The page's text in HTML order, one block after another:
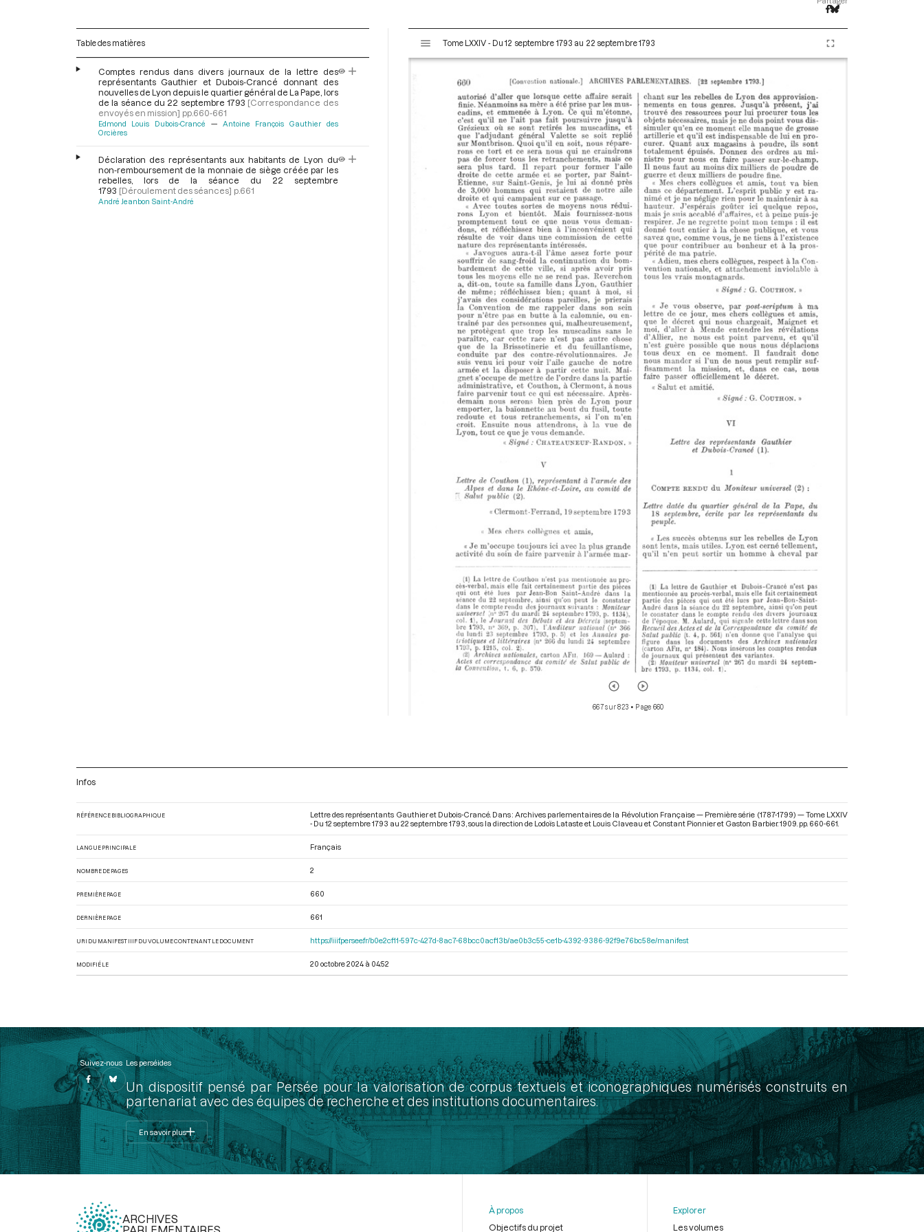
Table des matières
Comptes rendus dans divers journaux de la lettre des
représentants Gauthier et Dubois-Crancé donnant des
nouvelles de Lyon depuis le quartier général de La Pape, lors
de la séance du 22 septembre 1793 [Correspondance des
envoyés en mission] pp.660-661
Edmond Louis Dubois-Crancé
Antoine François Gauthier des
Orcières
Déclaration des représentants aux habitants de Lyon du
non-remboursement de la monnaie de siège créée par les
rebelles, lors de la séance du 22 septembre
1793 [Déroulement des séances] p.661
André Jeanbon Saint-André
s
Tome LXXIV - Du 12 septembre 1793 au 22 septembre 1793
667 sur 823 • Page 660
Infos
RÉFÉRENCE BIBLIOGRAPHIQUE
Lettre des représentants Gauthier et Dubois-Crancé. Dans : Archives parlementaires de la Révolution Française — Première série (1787-1799) — Tome LXXIV
- Du 12 septembre 1793 au 22 septembre 1793 , sous la direction de Lodoïs Lataste et Louis Claveau et Constant Pionnier et Gaston Barbier. 1909. pp. 660-661.
LANGUE PRINCIPALE Français
NOMBRE DE PAGES 2
PREMIÈRE PAGE 660
DERNIÈRE PAGE 661
URI DU MANIFEST IIIF DU VOLUME CONTENANT LE DOCUMENT https://iiif.persee.fr/b0e2cf11-597c-427d-8ac7-68bcc0acf13b/ae0b3c55-ce1b-4392-9386-92f9e76bc58e/manifest
MODIFIÉ LE 20 octobre 2024 à 04:52
Suivez-nous Les perséides
Un dispositif pensé par Persée pour la valorisation de corpus textuels et iconographiques numérisés construits en
partenariat avec des équipes de recherche et des institutions documentaires.
En savoir plus
ARCHIVES
À propos
Objectifs du projet
Explorer
Les volumes